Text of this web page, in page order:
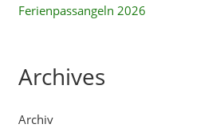
Ferienpassangeln 2026
Archives
Archiv